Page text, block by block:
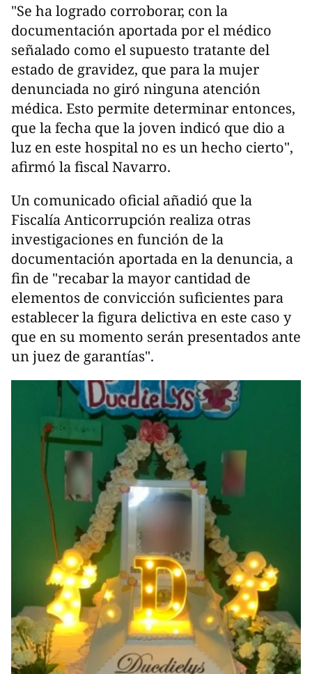
"Se ha logrado corroborar, con la
documentación aportada por el médico
señalado como el supuesto tratante del
estado de gravidez, que para la mujer
denunciada no giró ninguna atención
médica. Esto permite determinar entonces,
que la fecha que la joven indicó que dio a
luz en este hospital no es un hecho cierto",
afirmó la fiscal Navarro.
Un comunicado oficial añadió que la
Fiscalía Anticorrupción realiza otras
investigaciones en función de la
documentación aportada en la denuncia, a
fin de "recabar la mayor cantidad de
elementos de convicción suficientes para
establecer la figura delictiva en este caso y
que en su momento serán presentados ante
un juez de garantías".